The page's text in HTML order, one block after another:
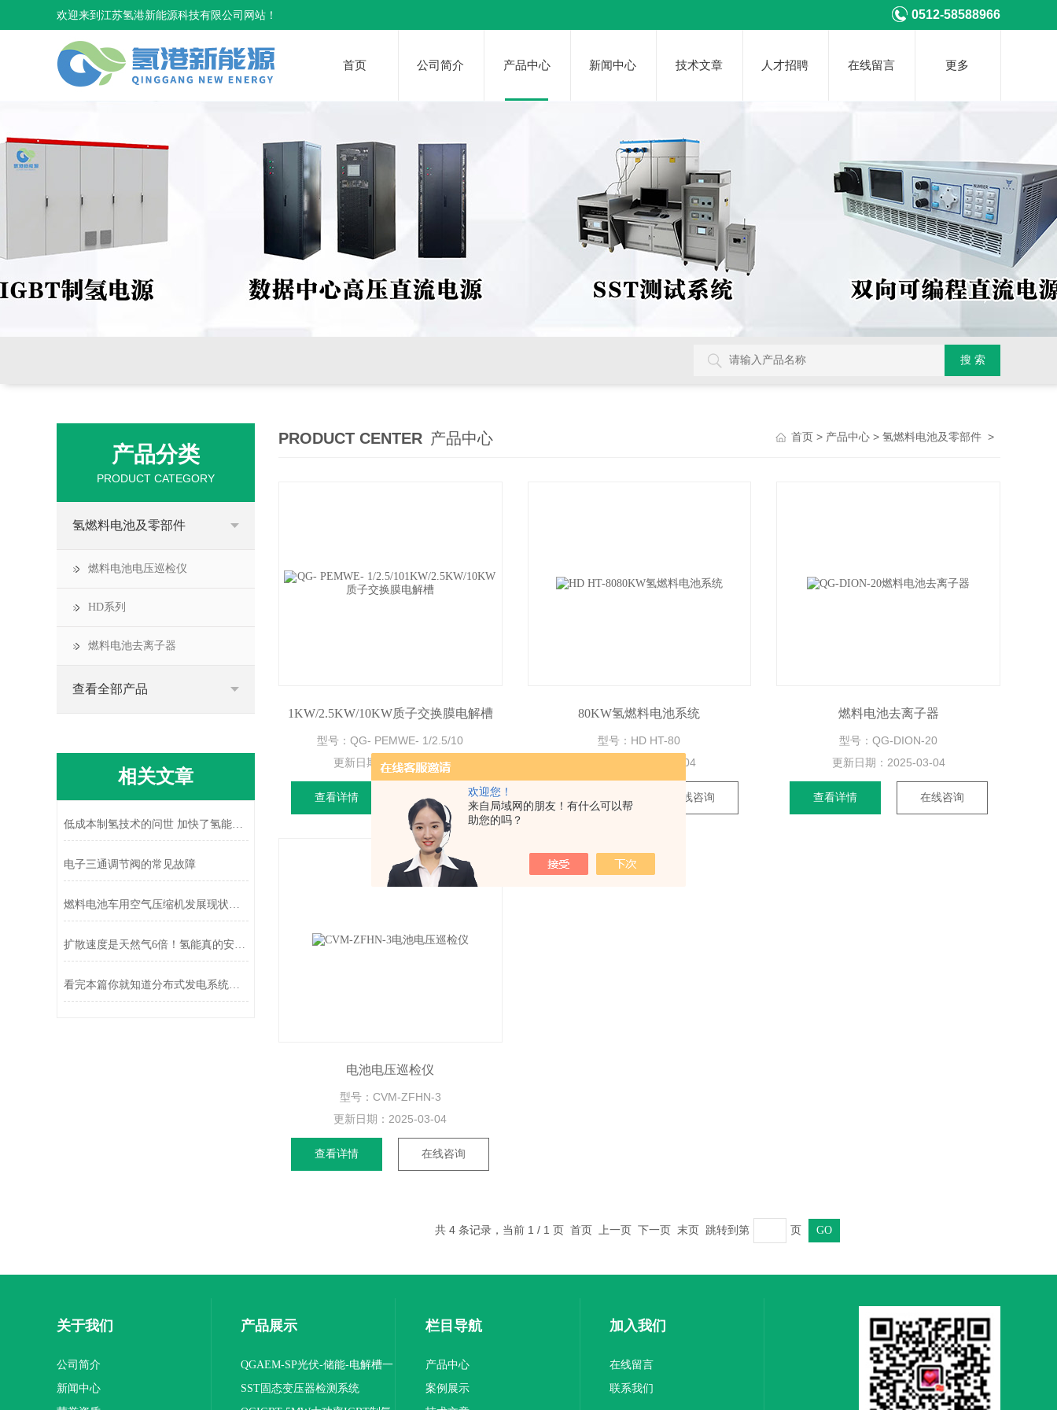
欢迎您！
来自局域网的朋友！有什么可以帮
助您的吗？
欢迎来到江苏氢港新能源科技有限公司网站！ 0512-58588966
首页 公司简介 产品中心 新闻中心 技术文章 人才招聘 在线留言 更多
产品分类
PRODUCT CATEGORY
氢燃料电池及零部件
燃料电池电压巡检仪
HD系列
燃料电池去离子器
查看全部产品
相关文章
低成本制氢技术的问世 加快了氢能进入市场的速度
电子三通调节阀的常见故障
燃料电池车用空气压缩机发展现状及趋势
扩散速度是天然气6倍！氢能真的安全吗？
看完本篇你就知道分布式发电系统的优点有哪些了
PRODUCT CENTER 产品中心 首页 > 产品中心 > 氢燃料电池及零部件 >
1KW/2.5KW/10KW质子交换膜电解槽
型号：QG- PEMWE- 1/2.5/10
更新日期：2025-04-25
查看详情 在线咨询
80KW氢燃料电池系统
型号：HD HT-80
2025-03-04
查看详情 在线咨询
燃料电池去离子器
型号：QG-DION-20
更新日期： 2025-03-04
查看详情 在线咨询
电池电压巡检仪
型号：CVM-ZFHN-3
更新日期： 2025-03-04
查看详情 在线咨询
共 4 条记录，当前 1 / 1 页 首页 上一页 下一页 末页 跳转到第 页
关于我们
公司简介
新闻中心
产品展示
QGAEM-SP光伏-储能-电解槽一
体化测试平台
SST固态变压器检测系统
栏目导航
产品中心
案例展示
加入我们
在线留言
联系我们